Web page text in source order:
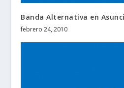
Banda Alternativa en
febrero 24, 2010